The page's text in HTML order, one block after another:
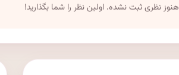
هنوز نظری ثبت نشده. اولین نظر را شما بگذارید!